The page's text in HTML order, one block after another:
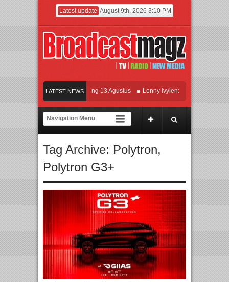
Latest update August 9th, 2026 3:10 PM
LATEST NEWS
MEJIK Siap Tayang 13 Agustus Lenny Ivylen: 26 Tahun Jaga
Universitas Agung Podomoro Jalin Kerja Sama Pendidikan dan Riset untuk
Tag Archive: Polytron,
Polytron G3+